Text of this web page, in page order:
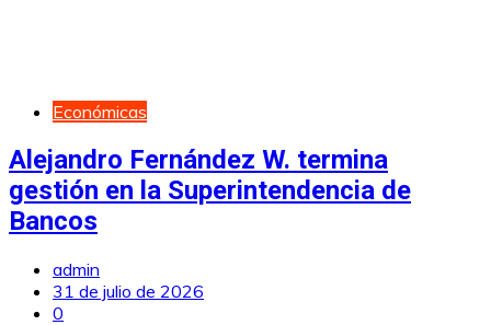
Económicas
Alejandro Fernández W. termina
gestión en la Superintendencia de
Bancos
admin
31 de julio de 2026
0